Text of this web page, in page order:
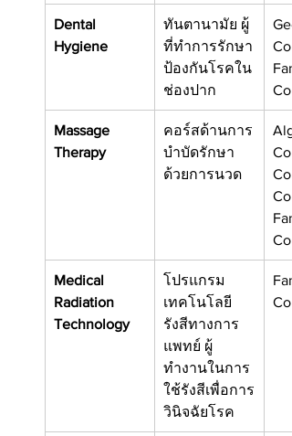
Dental
Hygiene
ทันตานามัย ผู้
ที่ทำการรักษา
ป้องกันโรคใน
ช่องปาก
Massage
Therapy
คอร์สด้านการ
บำบัดรักษา
ด้วยการนวด
Medical
Radiation
Technology
โปรแกรม
เทคโนโลยี
รังสีทางการ
แพทย์ ผู้
ทำงานในการ
ใช้รังสีเพื่อการ
วินิจฉัยโรค